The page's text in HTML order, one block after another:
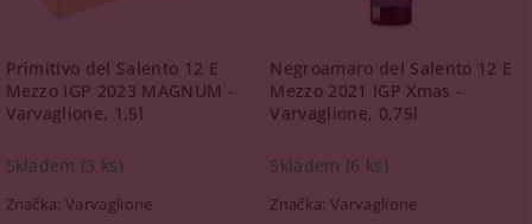
Primitivo del Salento 12 E
Mezzo IGP 2023 MAGNUM -
Varvaglione, 1,5l
Skladem (3 ks)
Značka:Varvaglione
Negroamaro del Salento 12 E
Mezzo 2021 IGP Xmas -
Varvaglione, 0,75l
Skladem (6 ks)
Značka: Varvaglione